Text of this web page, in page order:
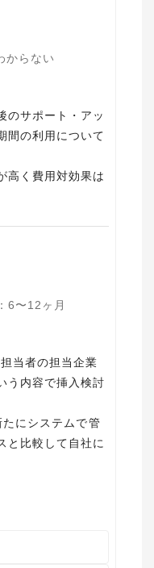
からない
のサポート・アッ
間の利用について
高く費用対効果は
： 6〜12ヶ月
当者の担当企業
う内容で挿入検討
にシステムで管
と比較して自社に